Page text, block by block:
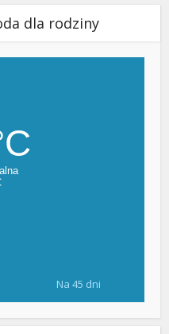
dla rodziny
Na 45 dni